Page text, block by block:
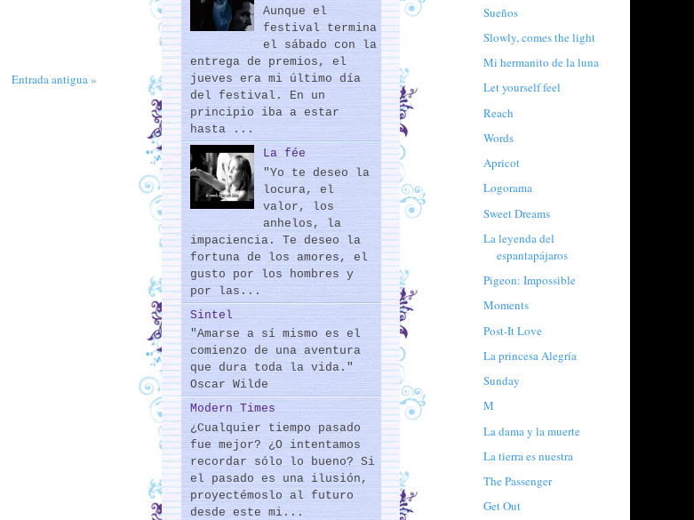
Entrada antigua »
Aunque el
festival termina
el sábado con la
entrega de premios, el
jueves era mi último día
del festival. En un
principio iba a estar
hasta ...
La fée
"Yo te deseo la
locura, el
valor, los
anhelos, la
impaciencia. Te deseo la
fortuna de los amores, el
gusto por los hombres y
por las...
Sintel
"Amarse a sí mismo es el
comienzo de una aventura
que dura toda la vida."
Oscar Wilde
Modern Times
¿Cualquier tiempo pasado
fue mejor? ¿O intentamos
recordar sólo lo bueno? Si
el pasado es una ilusión,
proyectémoslo al futuro
desde este mi...
Sueños
Slowly, comes the light
Mi hermanito de la luna
Let yourself feel
Reach
Words
Apricot
Logorama
Sweet Dreams
La leyenda del
espantapájaros
Pigeon: Impossible
Moments
Post-It Love
La princesa Alegría
Sunday
M
La dama y la muerte
La tierra es nuestra
The Passenger
Get Out